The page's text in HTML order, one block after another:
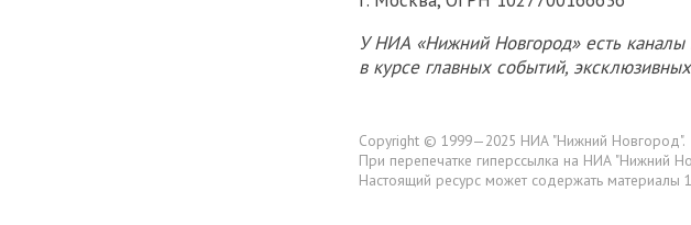
У НИА «Нижний Новгород» есть каналы
в курсе главных событий,
Copyright © 1999—2025 НИА "Нижний Новгород".
При перепечатке гиперссылка на НИА "Нижний
Настоящий ресурс может содержать материалы